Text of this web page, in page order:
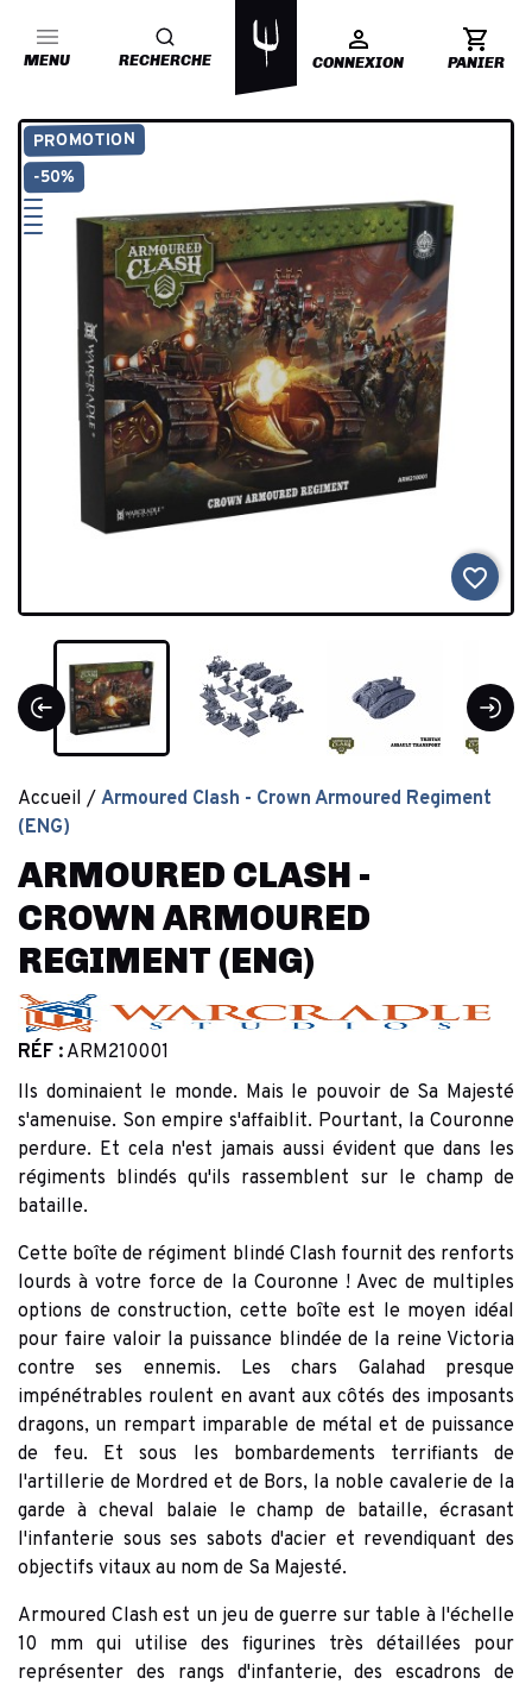
MENU RECHERCHE CONNEXION PANIER
PROMOTION
-50%
favorite_border
Accueil
Armoured Clash - Crown Armoured Regiment
(ENG)
ARMOURED CLASH -
CROWN ARMOURED
REGIMENT (ENG)
RÉF : ARM210001
Ils dominaient le monde. Mais le pouvoir de Sa Majesté
s'amenuise. Son empire s'affaiblit. Pourtant, la Couronne
perdure. Et cela n'est jamais aussi évident que dans les
régiments blindés qu'ils rassemblent sur le champ de
bataille.
Cette boîte de régiment blindé Clash fournit des renforts
lourds à votre force de la Couronne ! Avec de multiples
options de construction, cette boîte est le moyen idéal
pour faire valoir la puissance blindée de la reine Victoria
contre ses ennemis. Les chars Galahad presque
impénétrables roulent en avant aux côtés des imposants
dragons, un rempart imparable de métal et de puissance
de feu. Et sous les bombardements terrifiants de
l'artillerie de Mordred et de Bors, la noble cavalerie de la
garde à cheval balaie le champ de bataille, écrasant
l'infanterie sous ses sabots d'acier et revendiquant des
objectifs vitaux au nom de Sa Majesté.
Armoured Clash est un jeu de guerre sur table à l'échelle
10 mm qui utilise des figurines très détaillées pour
représenter des rangs d'infanterie, des escadrons de